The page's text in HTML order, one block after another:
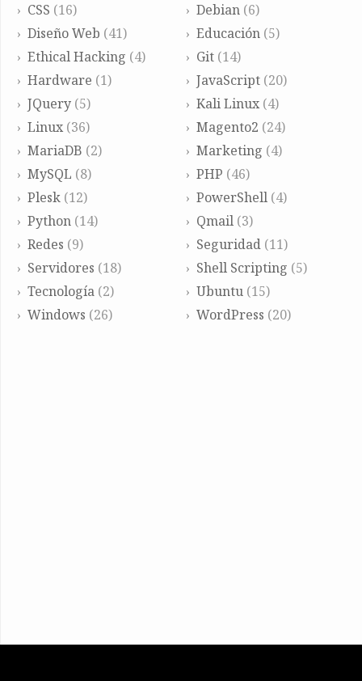
CSS (16) Debian(6)
Diseño Web (41) Educación(5)
Ethical Hacking (4) Git(14)
Hardware (1) JavaScript(20)
JQuery (5) Kali Linux(4)
Linux (36) Magento2 (24)
MariaDB (2) Marketing (4)
MySQL (8) PHP (46)
Plesk (12) PowerShell(4)
Python (14) Qmail(3)
Redes (9) Seguridad(11)
Servidores (18) Shell Scripting (5)
Tecnología (2) Ubuntu(15)
Windows (26) WordPress (20)